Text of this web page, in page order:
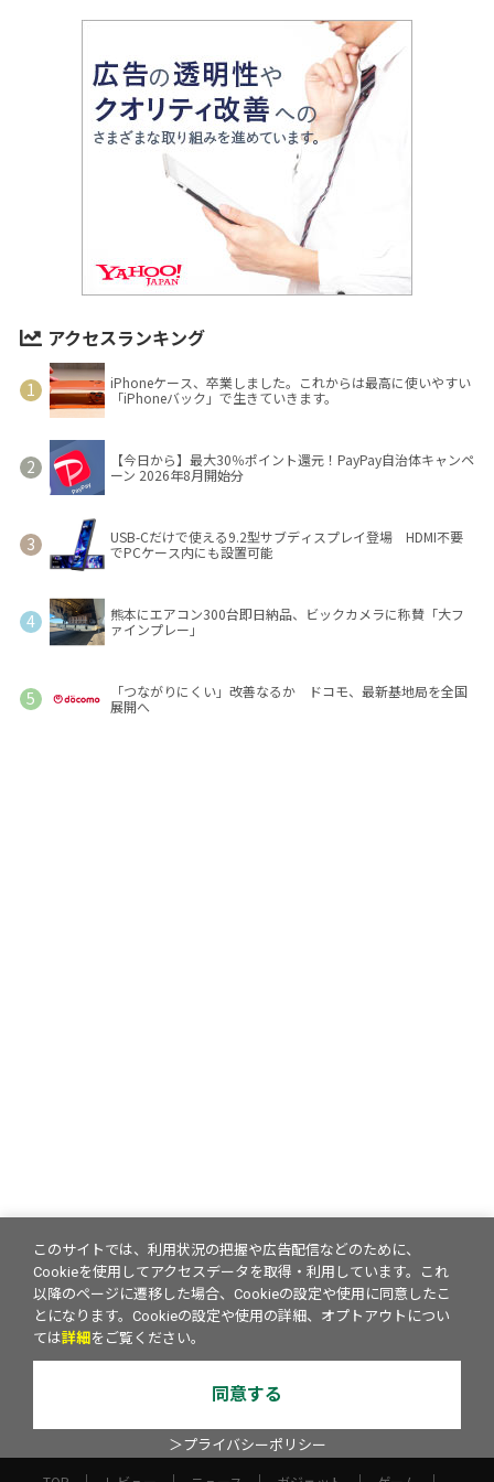
アクセスランキング
iPhoneケース、卒業しました。これからは最高に使いやすい
「iPhoneバック」で生きていきます。
【今日から】最大30％ポイント還元！PayPay自治体キャンペ
ーン 2026年8月開始分
USB-Cだけで使える9.2型サブディスプレイ登場 HDMI不要
でPCケース内にも設置可能
熊本にエアコン300台即日納品、ビックカメラに称賛「大フ
ァインプレー」
「つながりにくい」改善なるか ドコモ、最新基地局を全国
展開へ
このサイトでは、利用状況の把握や広告配信などのために、
Cookieを使用してアクセスデータを取得・利用しています。これ
以降のページに遷移した場合、Cookieの設定や使用に同意したこ
とになります。Cookieの設定や使用の詳細、オプトアウトについ
ては詳細 をご覧ください。
同意する
＞プライバシーポリシー